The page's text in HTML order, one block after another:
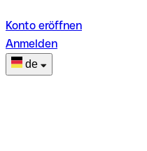
Konto eröffnen
Anmelden
de